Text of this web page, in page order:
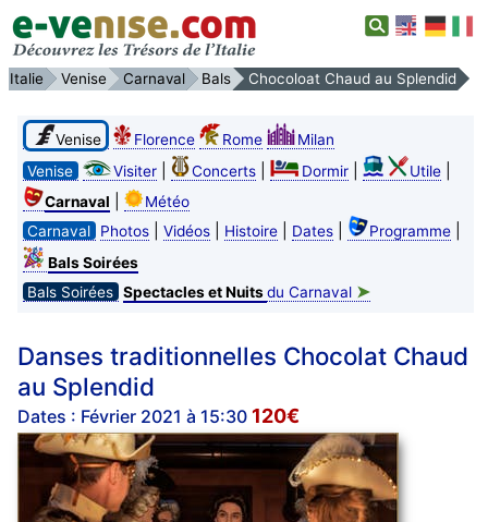
Italie Venise Carnaval Bals Chocoloat Chaud au Splendid
Venise Florence Rome
Milan
Venise
Visiter| Concerts| Dormir| Utile|
Carnaval
Météo
Carnaval
Photos| Vidéos| Histoire| Dates| Programme|
Bals Soirées
Bals Soirées Spectacles et Nuitsdu Carnaval ➤
Danses traditionnelles Chocolat Chaud
au Splendid
Dates : Février 2021 à 15:30 120€